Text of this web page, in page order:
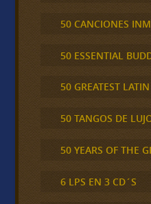
50 CANCIONES
50 ESSENTIAL
50 GREATEST
50 TANGOS DE
50 YEARS OF THE
6 LPS EN 3 CD´S